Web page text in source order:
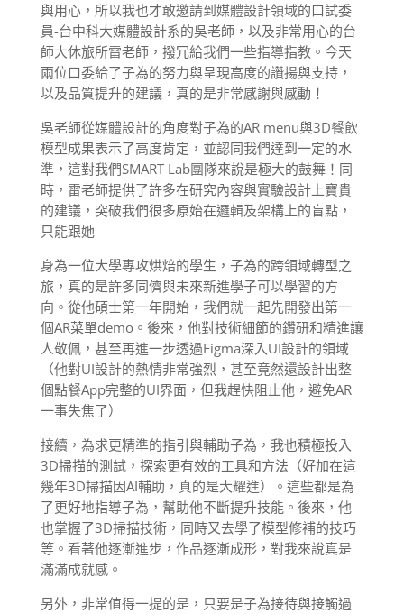
與用心，所以我也才敢邀請到媒體設計領域的口試委
員-台中科大媒體設計系的吳老師，以及非常用心的台
師大休旅所雷老師，撥冗給我們一些指導指教。今天
兩位口委給了子為的努力與呈現高度的讚揚與支持，
以及品質提升的建議，真的是非常感謝與感動！
吳老師從媒體設計的角度對子為的AR menu與3D餐飲
模型成果表示了高度肯定，並認同我們達到一定的水
準，這對我們SMART Lab團隊來說是極大的鼓舞！同
時，雷老師提供了許多在研究內容與實驗設計上寶貴
的建議，突破我們很多原始在邏輯及架構上的盲點，
只能跟她
身為一位大學專攻烘焙的學生，子為的跨領域轉型之
旅，真的是許多同儕與未來新進學子可以學習的方
向。從他碩士第一年開始，我們就一起先開發出第一
個AR菜單demo。後來，他對技術細節的鑽研和精進讓
人敬佩，甚至再進一步透過Figma深入UI設計的領域
（他對UI設計的熱情非常強烈，甚至竟然還設計出整
個點餐App完整的UI界面，但我趕快阻止他，避免AR
一事失焦了）
接續，為求更精準的指引與輔助子為，我也積極投入
3D掃描的測試，探索更有效的工具和方法（好加在這
幾年3D掃描因AI輔助，真的是大耀進）。這些都是為
了更好地指導子為，幫助他不斷提升技能。後來，他
也掌握了3D掃描技術，同時又去學了模型修補的技巧
等。看著他逐漸進步，作品逐漸成形，對我來說真是
滿滿成就感。
另外，非常值得一提的是，只要是子為接待與接觸過